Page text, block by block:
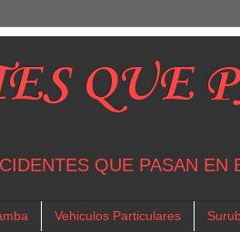
QUE
QUE PASAN EN
Vehiculos Particulares